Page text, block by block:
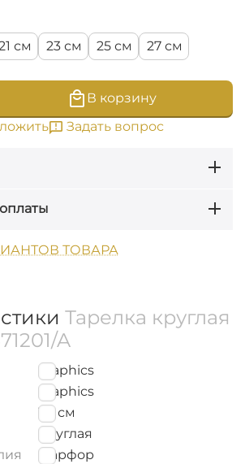
см 23 см 25 см 27 см
В корзину
Задать вопрос
ТОВАРА
Тарелка круглая
A
Graphics
Graphics
17
см
Круглая
Фарфор